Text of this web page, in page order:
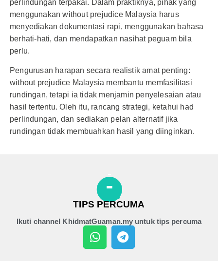
perlindungan terpakai. Dalam praktiknya, pihak yang
menggunakan without prejudice Malaysia harus
menyediakan dokumentasi rapi, menggunakan bahasa
berhati-hati, dan mendapatkan nasihat peguam bila
perlu.
Pengurusan harapan secara realistik amat penting:
without prejudice Malaysia membantu memfasilitasi
rundingan, tetapi ia tidak menjamin penyelesaian atau
hasil tertentu. Oleh itu, rancang strategi, ketahui had
perlindungan, dan sediakan pelan alternatif jika
rundingan tidak membuahkan hasil yang diinginkan.
TIPS PERCUMA
Ikuti channel KhidmatGuaman.my untuk tips percuma